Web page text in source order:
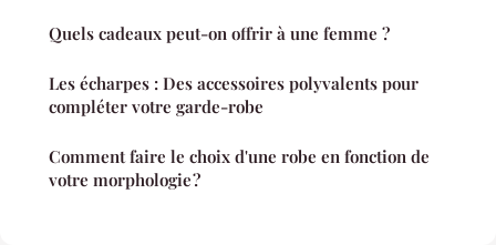
Quels cadeaux peut-on offrir à une femme ?
Les écharpes : Des accessoires polyvalents pour
compléter votre garde-robe
Comment faire le choix d'une robe en fonction de
votre morphologie ?